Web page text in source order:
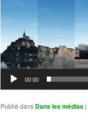
00:00
Publié dans Dans les médias |